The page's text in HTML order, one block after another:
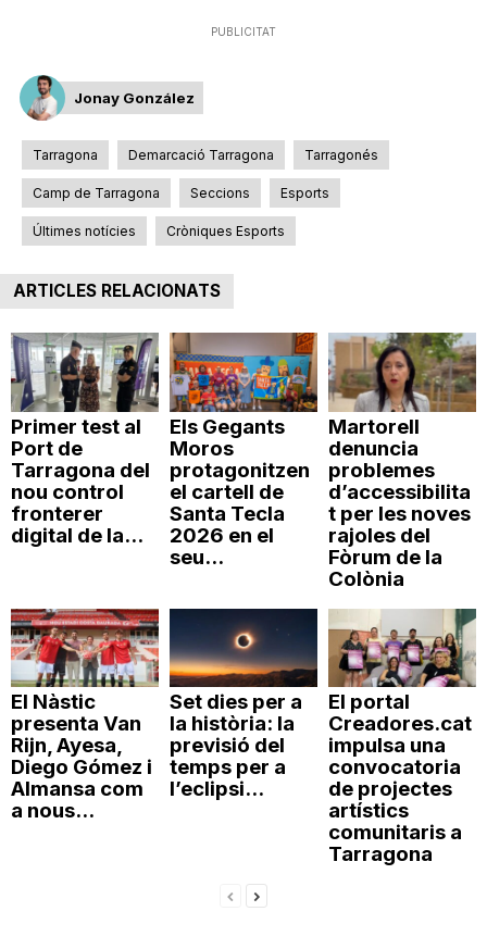
PUBLICITAT
Jonay González
Tarragona Demarcació Tarragona Tarragonés
Camp de Tarragona Seccions Esports
Últimes notícies Cròniques Esports
ARTICLES RELACIONATS
Primer test al
Port de
Tarragona del
nou control
fronterer
digital de la...
Els Gegants
Moros
protagonitzen
el cartell de
Santa Tecla
2026 en el
seu...
Martorell
denuncia
problemes
d’accessibilita
t per les noves
rajoles del
Fòrum de la
Colònia
El Nàstic
presenta Van
Rijn, Ayesa,
Diego Gómez i
Almansa com
a nous...
Set dies per a
la història: la
previsió del
temps per a
l’eclipsi...
El portal
Creadores.cat
impulsa una
convocatoria
de projectes
artístics
comunitaris a
Tarragona